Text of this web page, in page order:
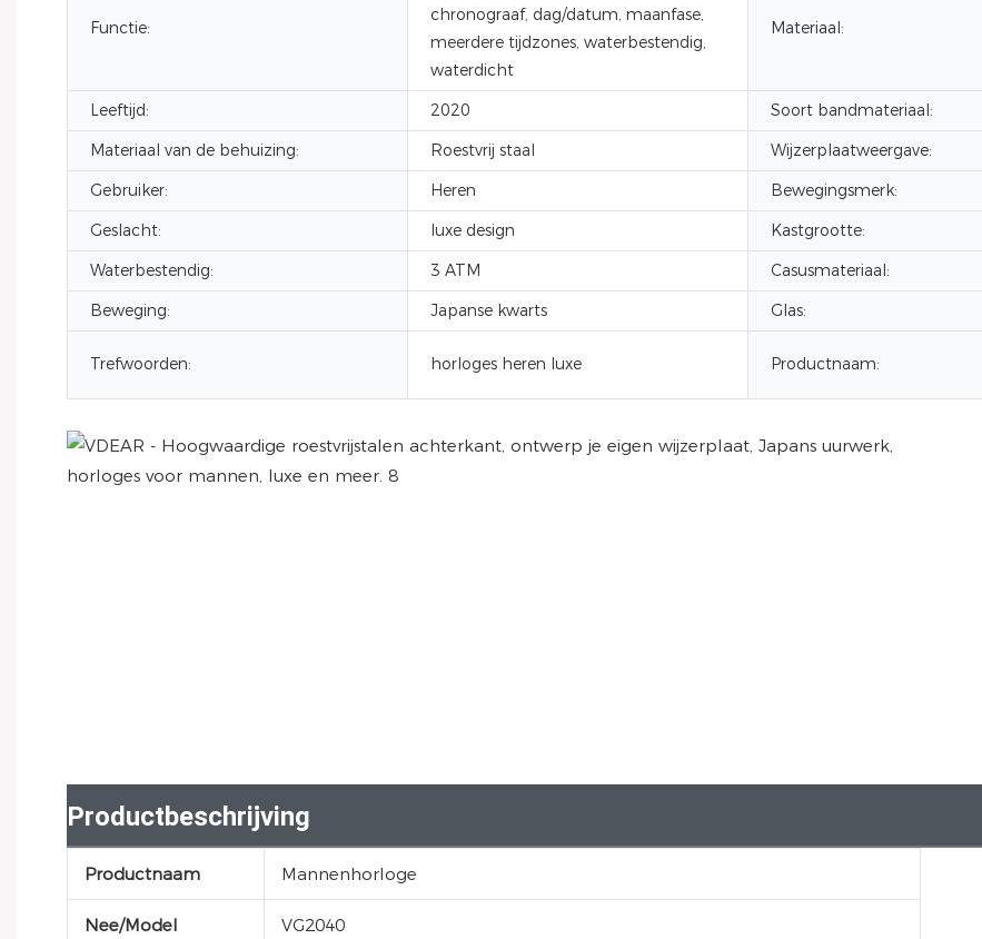
Functie:
chronograaf, dag/datum, maanfase,
meerdere tijdzones, waterbestendig,
waterdicht
Materiaal:
Leeftijd: 2020 Soort bandmateriaal:
Materiaal van de behuizing:
Roestvrij staal Wijzerplaatweergave:
Gebruiker:
Heren Bewegingsmerk:
Geslacht:
luxe design Kastgrootte:
Waterbestendig:
3 ATM Casusmateriaal:
Beweging:
Japanse kwarts Glas:
Trefwoorden: horloges heren luxe Productnaam:
Productbeschrijving
Productnaam Mannenhorloge
Nee/Model VG2040